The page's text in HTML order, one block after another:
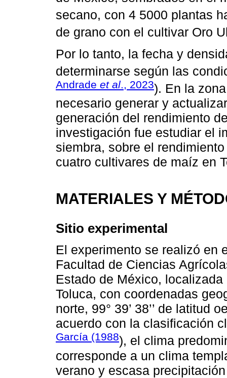
secano, con 4 5000 plantas
de grano con el cultivar Oro
Por lo tanto, la fecha y
determinarse según las
Andrade et al., 2023). En la
necesario generar y
generación del rendimiento
investigación fue estudiar el
siembra, sobre el
cuatro cultivares de maíz en
MATERIALES Y
Sitio experimental
El experimento se realizó en
Facultad de Ciencias
Estado de México,
Toluca, con coordenadas
norte, 99° 39’ 38’’ de latitud
acuerdo con la clasificación
García (1988), el clima
corresponde a un clima
verano y escasa